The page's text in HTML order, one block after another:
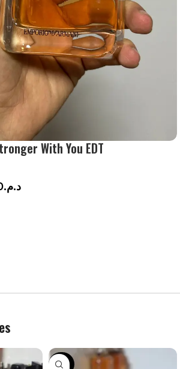
With You EDT
د.م.
-30%